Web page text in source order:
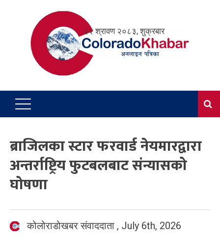
२२ श्रावण २०८३, शुक्रबार
ब्राजिलका स्टार फरवार्ड नेयमारद्वारा
अन्तर्राष्ट्रिय फुटबलबाट संन्यासको
घोषणा
कोलोराडोखबर संवाददाता , July 6th, 2026